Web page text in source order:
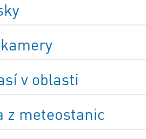
v oblasti
z meteostanic